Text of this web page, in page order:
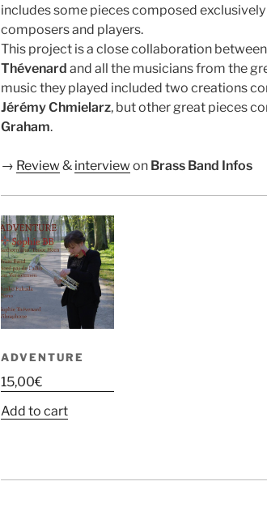
includes some pieces composed
composers and players.
This project is a close collaboration
Thévenard and all the musicians from the
music they played included two creations
Jérémy Chmielarz, but other great pieces
Graham.
→ Review & interview on Brass Band Infos
ADVENTURE
15,00€
Add to cart